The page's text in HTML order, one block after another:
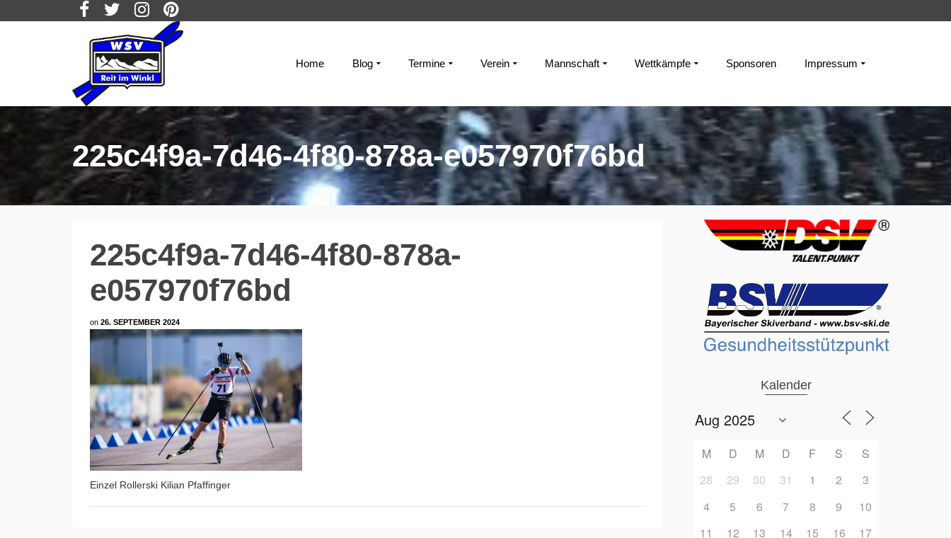
Home Blog Termine Verein Mannschaft Wettkämpfe Sponsoren Impressum
225c4f9a-7d46-4f80-878a-e057970f76bd
225c4f9a-7d46-4f80-878a-
e057970f76bd
on 26. SEPTEMBER 2024
Einzel Rollerski Kilian Pfaffinger
Kalender
M D M D F S
S
28
29 30 31 1 2
3
4
5 6 7 8 9
10
11
12 13 14 15 16
17